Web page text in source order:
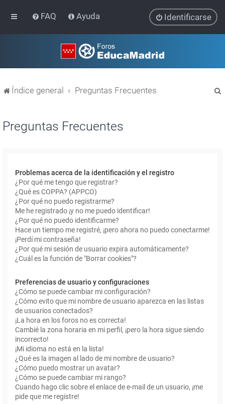
FAQ Ayuda Identificarse
Índice general Preguntas Frecuentes
Preguntas Frecuentes
Problemas acerca de la identificación y el registro
¿Por qué me tengo que registrar?
¿Qué es COPPA? (APPCO)
¿Por qué no puedo registrarme?
Me he registrado ¡y no me puedo identificar!
¿Por qué no puedo identificarme?
Hace un tiempo me registré, ¡pero ahora no puedo conectarme!
¡Perdí mi contraseña!
¿Por qué mi sesión de usuario expira automáticamente?
¿Cuál es la función de "Borrar cookies"?
Preferencias de usuario y configuraciones
¿Cómo se puede cambiar mi configuración?
¿Cómo evito que mi nombre de usuario aparezca en las listas
de usuarios conectados?
¡La hora en los foros no es correcta!
Cambié la zona horaria en mi perfil, ¡pero la hora sigue siendo
incorrecto!
¡Mi idioma no está en la lista!
¿Qué es la imagen al lado de mi nombre de usuario?
¿Cómo puedo mostrar un avatar?
¿Cómo se puede cambiar mi rango?
Cuando hago clic sobre el enlace de e-mail de un usuario, ¡me
pide que me registre!